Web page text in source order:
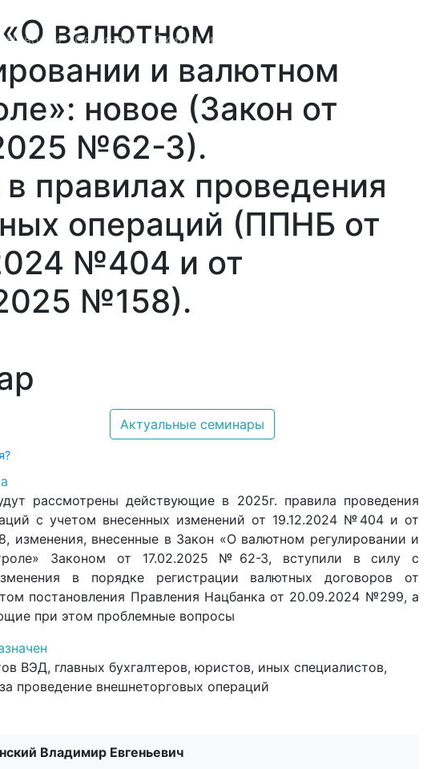
Новости
Семинары Скидки и акции
валютном
и валютном
новое (Закон от
№62-З).
правилах проведения
операций (ППНБ от
№404 и от
№158).
Актуальные семинары
рассмотрены действующие в 2025г. правила проведения
с учетом внесенных изменений от 19.12.2024 №404 и от
изменения, внесенные в Закон «О валютном регулировании и
Законом от 17.02.2025 №62-З, вступили в силу с
в порядке регистрации валютных договоров от
постановления Правления Нацбанка от 20.09.2024 №299, а
при этом проблемные вопросы
ВЭД, главных бухгалтеров, юристов, иных специалистов,
проведение внешнеторговых операций
Владимир Евгеньевич